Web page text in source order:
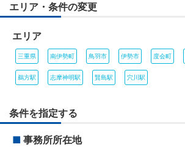
エリア・条件の変更
エリア
三重県 南伊勢町 鳥羽市 伊勢市 度会町
鵜方駅 志摩神明駅 賢島駅 穴川駅
条件を指定する
■ 事務所所在地